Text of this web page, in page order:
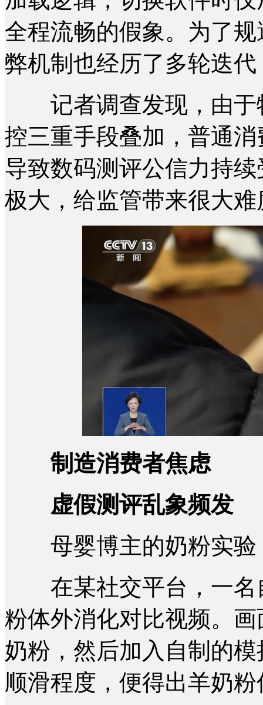
全程流畅的假象。为了
弊机制也经历了多轮迭
记者调查发现，由于
控三重手段叠加，普通
导致数码测评公信力持
极大，给监管带来很大难
制造消费者焦虑
虚假测评乱象频发
母婴博主的奶粉实验
在某社交平台，一名
粉体外消化对比视频。
奶粉，然后加入自制的
顺滑程度，便得出羊奶